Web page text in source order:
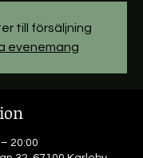
till försäljning
evenemang
20:00